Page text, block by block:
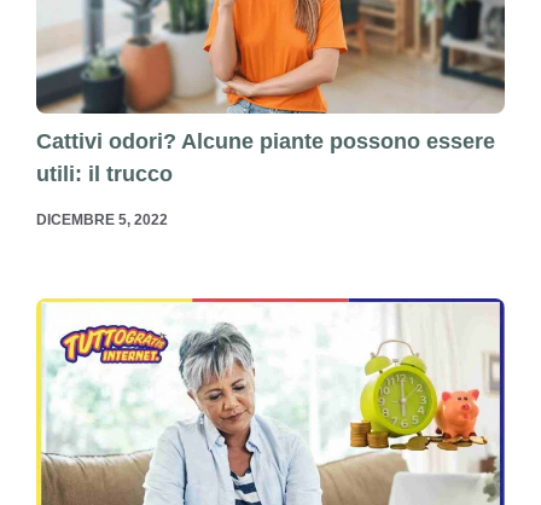
Cattivi odori? Alcune piante possono essere
utili: il trucco
DICEMBRE 5, 2022